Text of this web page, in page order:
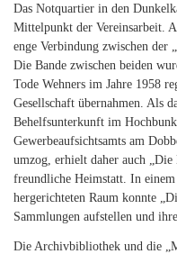
Das Notquartier in den
Mittelpunkt der Vereinsarbeit.
enge Verbindung zwischen der
Die Bande zwischen beiden
Tode Wehners im Jahre 1958
Gesellschaft übernahmen. Als
Behelfsunterkunft im
Gewerbeaufsichtsamts am
umzog, erhielt daher auch „Die
freundliche Heimstatt. In
hergerichteten Raum konnte
Sammlungen aufstellen und
Die Archivbibliothek und die